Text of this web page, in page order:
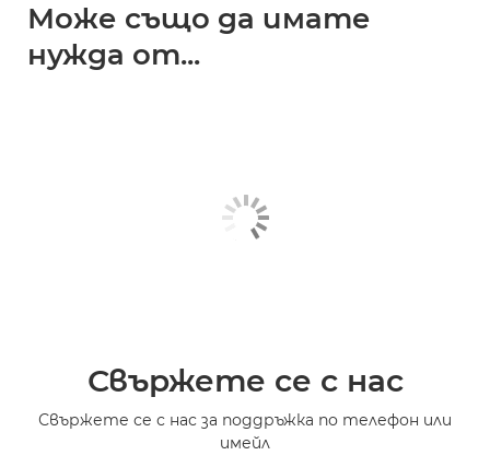
Може също да имате
нужда от...
Свържете се с нас
Свържете се с нас за поддръжка по телефон или
имейл